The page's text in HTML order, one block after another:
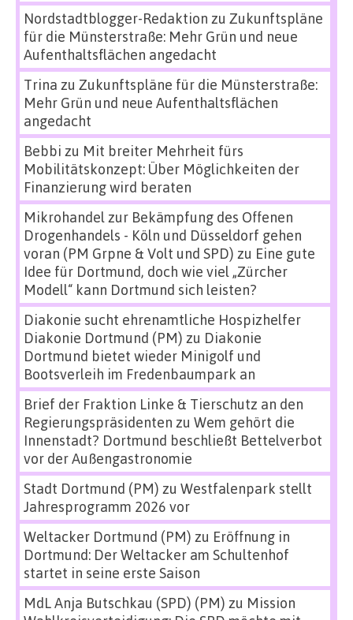
Nordstadtblogger-Redaktion zu Zukunftspläne
für die Münsterstraße: Mehr Grün und neue
Aufenthaltsflächen angedacht
Trina zu Zukunftspläne für die Münsterstraße:
Mehr Grün und neue Aufenthaltsflächen
angedacht
Bebbi zu Mit breiter Mehrheit fürs
Mobilitätskonzept: Über Möglichkeiten der
Finanzierung wird beraten
Mikrohandel zur Bekämpfung des Offenen
Drogenhandels - Köln und Düsseldorf gehen
voran (PM Grpne & Volt und SPD) zu Eine gute
Idee für Dortmund, doch wie viel „Zürcher
Modell“ kann Dortmund sich leisten?
Diakonie sucht ehrenamtliche Hospizhelfer
Diakonie Dortmund (PM) zu Diakonie
Dortmund bietet wieder Minigolf und
Bootsverleih im Fredenbaumpark an
Brief der Fraktion Linke & Tierschutz an den
Regierungspräsidenten zu Wem gehört die
Innenstadt? Dortmund beschließt Bettelverbot
vor der Außengastronomie
Stadt Dortmund (PM) zu Westfalenpark stellt
Jahresprogramm 2026 vor
Weltacker Dortmund (PM) zu Eröffnung in
Dortmund: Der Weltacker am Schultenhof
startet in seine erste Saison
MdL Anja Butschkau (SPD) (PM) zu Mission